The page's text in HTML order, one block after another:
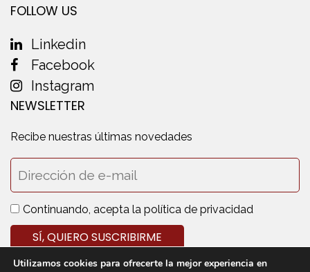
FOLLOW US
Linkedin
Facebook
Instagram
NEWSLETTER
Recibe nuestras últimas novedades
Continuando, acepta la política de privacidad
Utilizamos cookies para ofrecerte la mejor experiencia en